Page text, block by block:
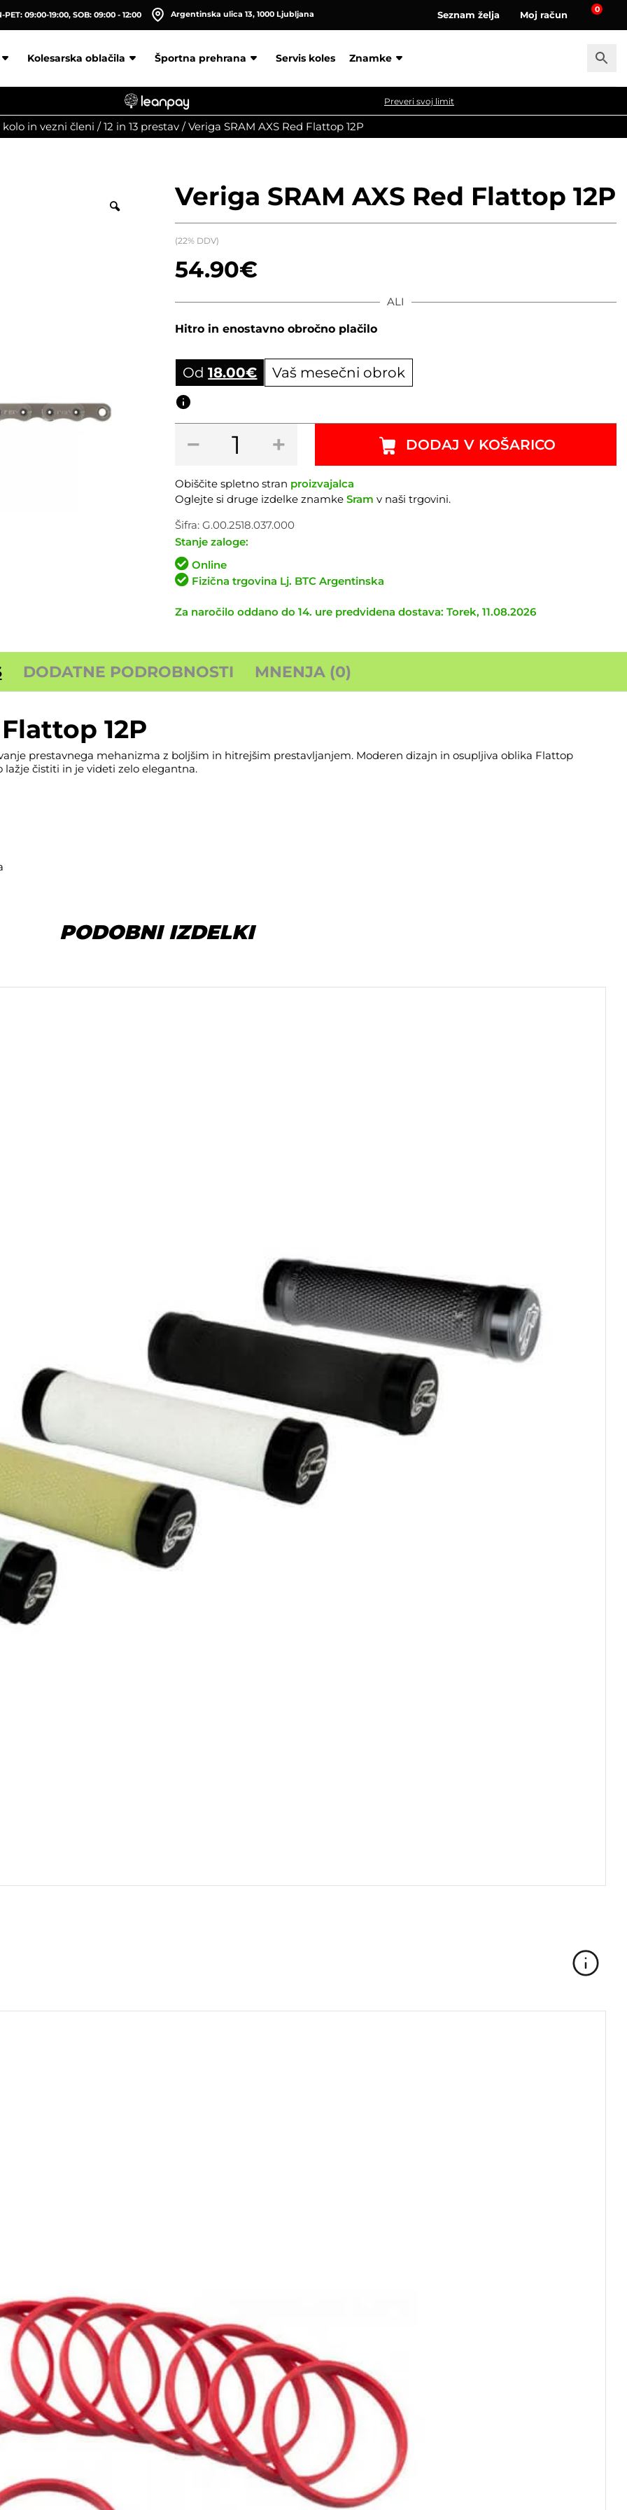
PET: 09:00-19:00, SOB: 09:00 - 12:00 Argentinska ulica 13, 1000 Ljubljana Seznam želja Moj račun 0
Kolesarska oblačila Športna prehrana Servis koles Znamke
Preveri svoj limit
kolo in vezni členi /12 in 13 prestav /Veriga SRAM AXS Red Flattop 12P
Veriga SRAM AXS Red Flattop 12P
54.90€
(22% DDV)
ALI
Hitro in enostavno obročno plačilo
Od18.00€ Vaš mesečni obrok
−
SRAM
Red
Flattop
12P
količina
+ DODAJ V KOŠARICO
Obiščite spletno stran proizvajalca
Oglejte si druge izdelke znamkeSram v naši trgovini.
Šifra:G.00.2518.037.000
Stanje zaloge:
Online
Fizična trgovina Lj. BTC Argentinska
Za naročilo oddano do 14. ure predvidena dostava: Torek, 11.08.2026
DODATNE PODROBNOSTI MNENJA (0)
12P
prestavnega mehanizma z boljšim in hitrejšim prestavljanjem. Moderen dizajn in osupljiva oblika Flattop
čistiti in je videti zelo elegantna.
PODOBNI IZDELKI